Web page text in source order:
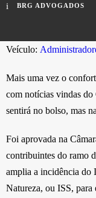
BRG ADVOGADOS
Veículo:
Mais uma vez o
com notícias vindas do
sentirá no bolso, mas
Foi aprovada na
contribuintes do ramo
amplia a incidência do
Natureza, ou ISS, para